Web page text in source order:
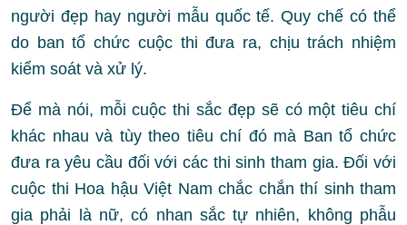
người đẹp hay người mẫu quốc tế. Quy chế có thể
do ban tổ chức cuộc thi đưa ra, chịu trách nhiệm
kiểm soát và xử lý.
Để mà nói, mỗi cuộc thi sắc đẹp sẽ có một tiêu chí
khác nhau và tùy theo tiêu chí đó mà Ban tổ chức
đưa ra yêu cầu đối với các thi sinh tham gia. Đối với
cuộc thi Hoa hậu Việt Nam chắc chắn thí sinh tham
gia phải là nữ, có nhan sắc tự nhiên, không phẫu